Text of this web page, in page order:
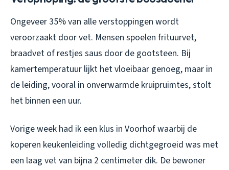
Ongeveer 35% van alle verstoppingen wordt
veroorzaakt door vet. Mensen spoelen frituurvet,
braadvet of restjes saus door de gootsteen. Bij
kamertemperatuur lijkt het vloeibaar genoeg, maar in
de leiding, vooral in onverwarmde kruipruimtes, stolt
het binnen een uur.
Vorige week had ik een klus in Voorhof waarbij de
koperen keukenleiding volledig dichtgegroeid was met
een laag vet van bijna 2 centimeter dik. De bewoner